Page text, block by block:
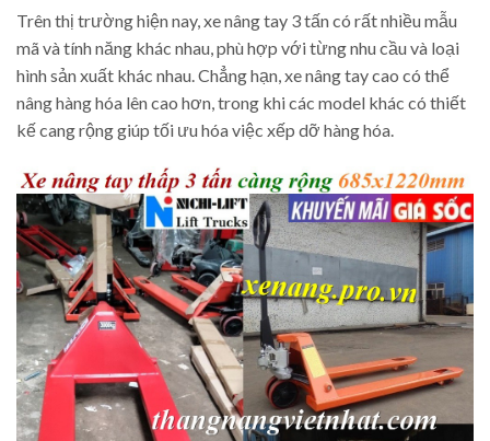
Trên thị trường hiện nay, xe nâng tay 3 tấn có rất nhiều mẫu
mã và tính năng khác nhau, phù hợp với từng nhu cầu và loại
hình sản xuất khác nhau. Chẳng hạn, xe nâng tay cao có thể
nâng hàng hóa lên cao hơn, trong khi các model khác có thiết
kế cang rộng giúp tối ưu hóa việc xếp dỡ hàng hóa.